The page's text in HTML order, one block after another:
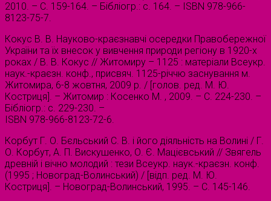
2010. – С. 159-164. – Бібліогр.: с. 164. – ISBN 978-966-
8123-75-7.
Кокус В. В. Науково-краєзнавчі осередки Правобережної
України та їх внесок у вивчення природи регіону в 1920-х
роках / В. В. Кокус // Житомиру – 1125 : матеріали Всеукр.
наук.-краєзн. конф., присвяч. 1125-річчю заснування м.
Житомира, 6-8 жовтня, 2009 р. / [голов. ред. М. Ю.
Костриця]. – Житомир : Косенко М. , 2009. – С. 224-230. –
Бібліогр.: с. 229-230. –
ISBN 978-966-8123-72-6.
Корбут Г. О. Бєльський С. В. і його діяльність на Волині / Г.
О. Корбут, А. П. Вискушенко, О. Є. Мацієвський // Звягель
древній і вічно молодий : тези Всеукр. наук.-краєзн. конф.
(1995 ; Новоград-Волинський) / [відп. ред. М. Ю.
Костриця]. – Новоград-Волинський, 1995. – С. 145-146.